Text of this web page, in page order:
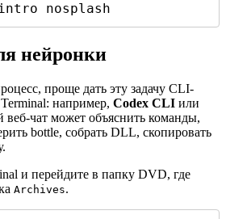
nosplash
нейронки
проще дать эту задачу CLI-
например, Codex CLI или
чат может объяснить команды,
bottle, собрать DLL, скопировать
и перейдите в папку DVD, где
Archives.